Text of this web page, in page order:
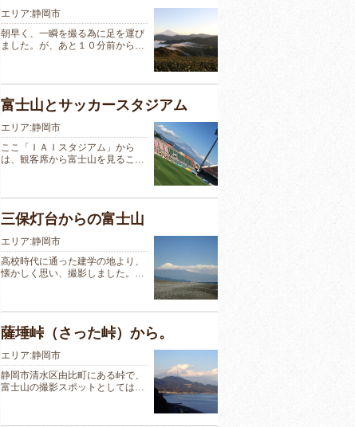
エリア:静岡市
朝早く、一瞬を撮る為に足を運び
ました。が、あと１０分前から…
富士山とサッカースタジアム
エリア:静岡市
ここ「ＩＡＩスタジアム」から
は、観客席から富士山を見るこ…
三保灯台からの富士山
エリア:静岡市
高校時代に通った建学の地より、
懐かしく思い、撮影しました。…
薩埵峠（さった峠）から。
エリア:静岡市
静岡市清水区由比町にある峠で、
富士山の撮影スポットとしては…